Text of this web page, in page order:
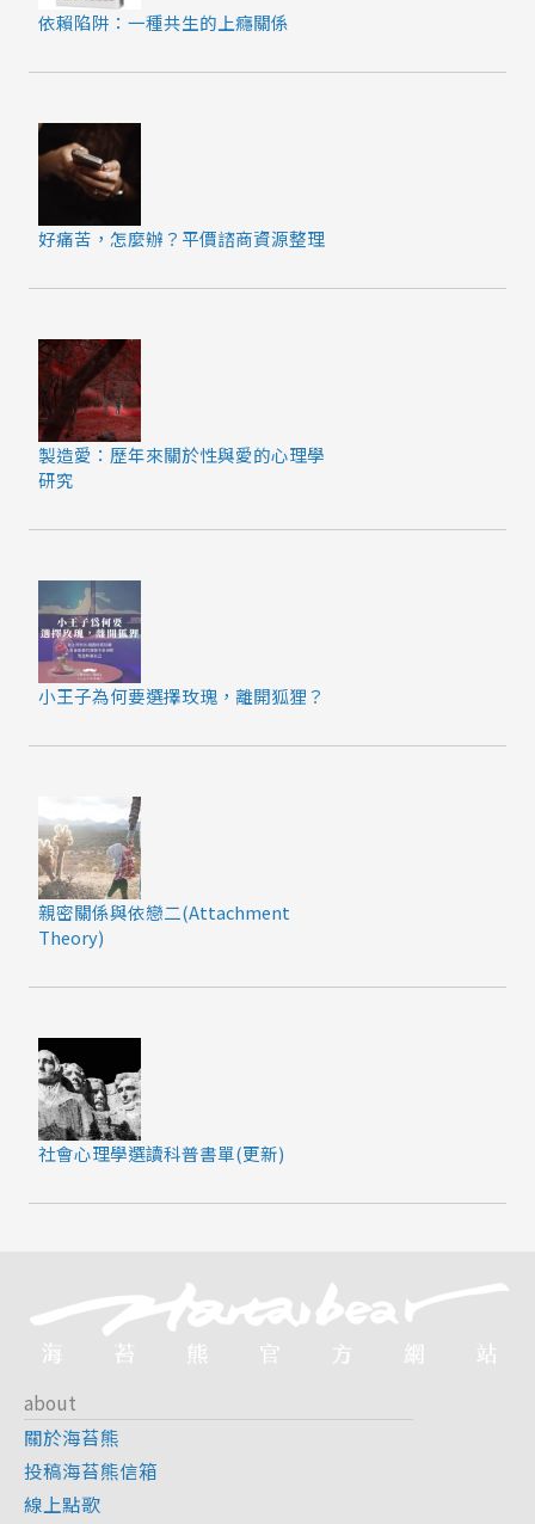
依賴陷阱：一種共生的上癮關係
好痛苦，怎麼辦？平價諮商資源整理
製造愛：歷年來關於性與愛的心理學
研究
小王子為何要選擇玫瑰，離開狐狸？
親密關係與依戀二(Attachment
Theory)
社會心理學選讀科普書單(更新)
about
關於海苔熊
投稿海苔熊信箱
線上點歌